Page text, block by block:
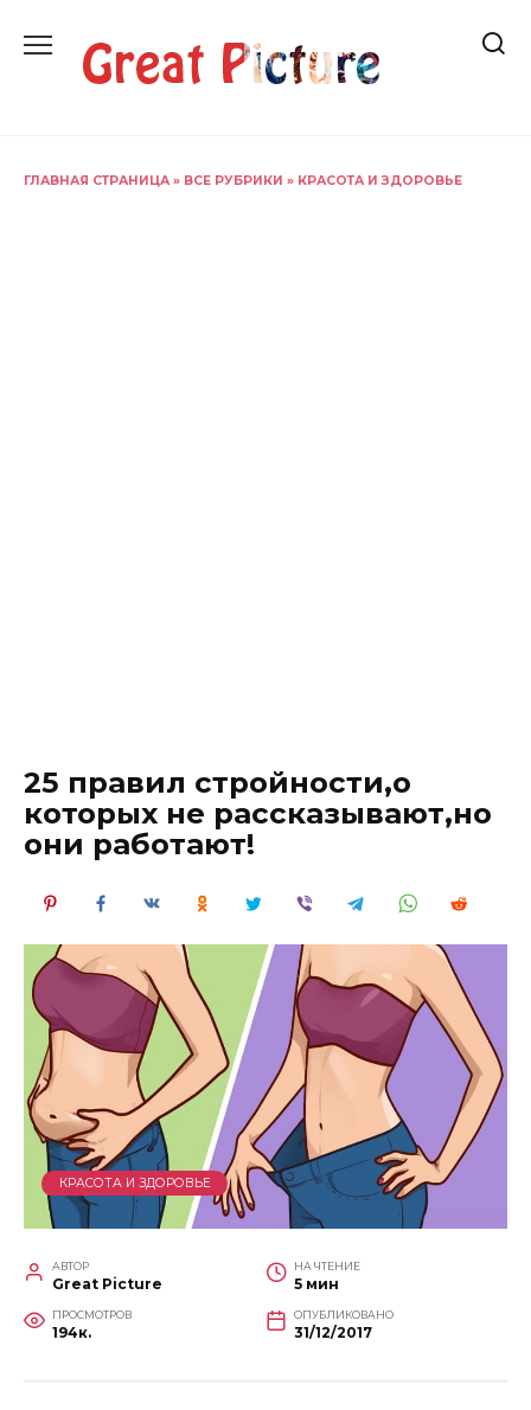
содержанию
ГЛАВНАЯ СТРАНИЦА » ВСЕ РУБРИКИ » КРАСОТА И ЗДОРОВЬЕ
25 правил стройности,о
которых не рассказывают,но
они работают!
КРАСОТА И ЗДОРОВЬЕ
АВТОР
Great Picture
НА ЧТЕНИЕ
5 мин
ПРОСМОТРОВ
194к.
ОПУБЛИКОВАНО
31/12/2017